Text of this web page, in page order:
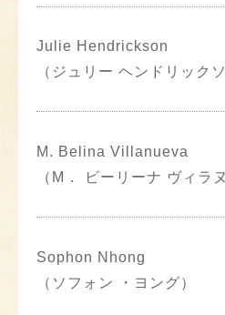
Julie Hendrickson
（ジュリー ヘンドリックソ
M. Belina Villanueva
（M． ビーリーナ ヴィラ
Sophon Nhong
（ソフォン ・ヨング）